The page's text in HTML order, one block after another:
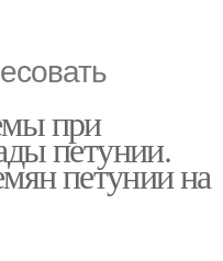
при
петунии.
петунии на